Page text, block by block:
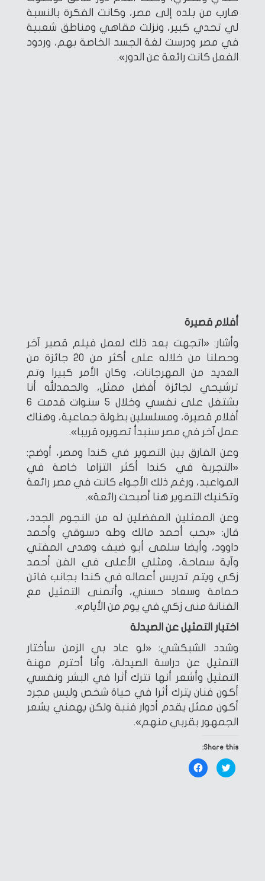
هارب من بلده إلى مصر، وكانت الفكرة بالنسبة
لي تحدي كبير، ونزلت مقاهي ومناطق شعبية
في مصر ودرست لغة الجسد الخاصة بهم، وردود
الفعل كانت رائعة عن الدور».
أفلام قصيرة
وأشار: «اتجهت بعد ذلك لعمل فيلم قصير آخر
وحصلنا من خلاله على أكثر من 20 جائزة من
العديد من المهرجانات، وكان الأمر كبيرا وتم
ترشيحي لجائزة أفضل ممثل، والحمدلله أنا
بشتغل على نفسي وخلال 5 سنوات قدمت 6
أفلام قصيرة، ومسلسلين بطولة جماعية، وهناك
عمل آخر في مصر سنبدأ تصويره قريبا».
وعن الفارق بين التصوير في كندا ومصر، أوضح:
«التجربة في كندا أكثر التزاما خاصة في
المواعيد، ورغم ذلك الأجواء كانت في مصر رائعة
وتكنيك التصوير هنا أصبحت رائعة».
وعن الممثلين المفضلين له من النجوم الجدد،
قال: «بحب أحمد مالك وطه دسوقي وأحمد
داوود، وأيضا سلمى أبو ضيف وهدى المفتي
وآية سماحة، ومثلي الأعلى في الفن أحمد
زكي ويتم تدريس أعماله في كندا بجانب فاتن
حمامة وسعاد حسني، وأتمنى التمثيل مع
الفنانة منى زكي في يوم من الأيام».
اختيار التمثيل عن الصيدلة
وشدد الشبكشي: «لو عاد بي الزمن سأختار
التمثيل عن دراسة الصيدلة، وأنا أحترم مهنة
التمثيل وأشعر أنها تترك أثرا في البشر ونفسي
أكون فنان يترك أثرا في حياة شخص وليس مجرد
أكون ممثل يقدم أدوار فنية ولكن يهمني يشعر
الجمهور بقربي منهم».
Share this:
Click
to
share
Click
to